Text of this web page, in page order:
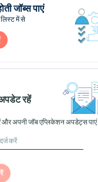
जॉब्स पाएं
में से
रहें
और अपनी जॉब एप्लिकेशन अपडेट्स पाएं